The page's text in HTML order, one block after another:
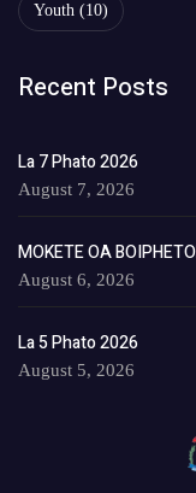
Youth (10)
Recent Posts
La 7 Phato 2026
August 7, 2026
MOKETE OA
August 6, 2026
La 5 Phato 2026
August 5, 2026